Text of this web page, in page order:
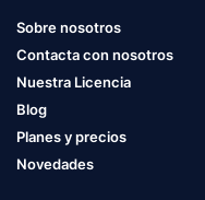
Sobre nosotros
Contacta con nosotros
Nuestra Licencia
Blog
Planes y precios
Novedades